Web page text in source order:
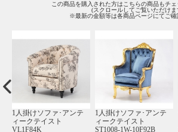
この商品を購入された方はこちらの商品もチェ
(スクロールしてご覧いただけま
※最新の金額等は各商品ページにてご確
1人掛けソファ･アンテ
ィークテイスト
VL1F84K
1人掛けソファ･アンテ
ィークテイスト
ST1008-1W-10F92B